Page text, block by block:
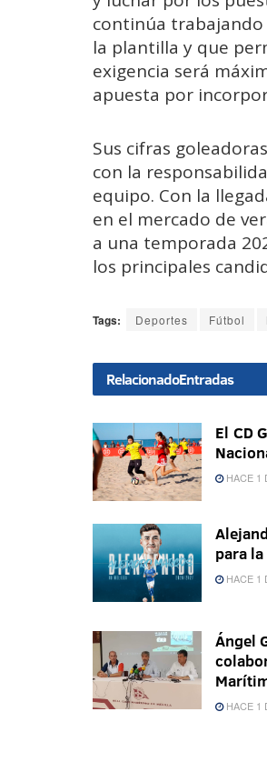
continúa
la plantilla y que
exigencia será
apuesta por
Sus cifras
con la
equipo. Con la
en el mercado de
a una temporada
los principales
Tags: Deportes Fútbol
RelacionadoEntradas
El CD
HACE 1
para
HACE 1
Ángel
HACE 1